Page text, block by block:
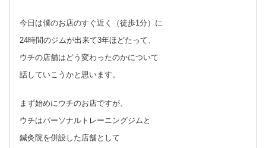
今日は僕のお店のすぐ近く（徒歩1分）に
24時間のジムが出来て3年ほどたって、
ウチの店舗はどう変わったのかについて
話していこうかと思います。
まず始めにウチのお店ですが、
ウチはパーソナルトレーニングジムと
鍼灸院を併設した店舗として